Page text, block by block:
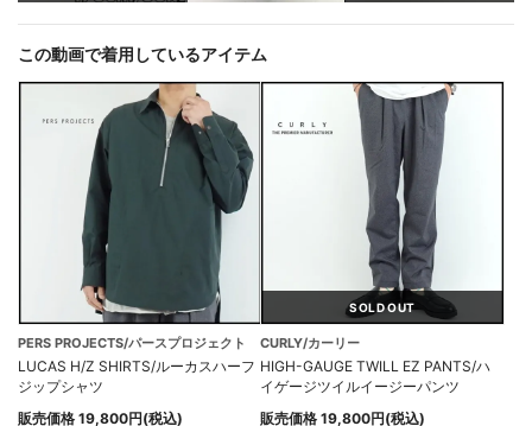
この動画で着用しているアイテム
PERS PROJECTS/パースプロジェクト
LUCAS H/Z SHIRTS/ルーカスハーフ
ジップシャツ
販売価格 19,800円(税込)
SOLD OUT
CURLY/カーリー
HIGH-GAUGE TWILL EZ PANTS/ハ
イゲージツイルイージーパンツ
販売価格 19,800円(税込)